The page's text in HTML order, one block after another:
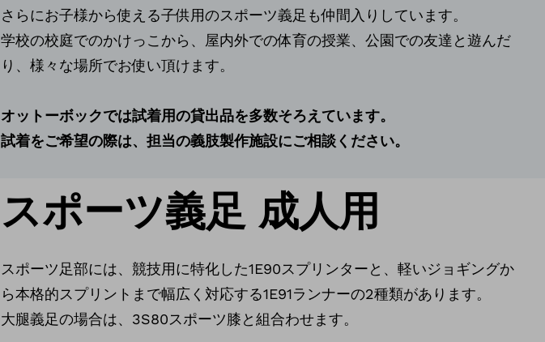
さらにお子様から使える子供用のスポーツ義足も仲間入りしています。
学校の校庭でのかけっこから、屋内外での体育の授業、公園での友達と遊んだ
り、様々な場所でお使い頂けます。
オットーボックでは試着用の貸出品を多数そろえています。
試着をご希望の際は、担当の義肢製作施設にご相談ください。
スポーツ義足 成人用
スポーツ足部には、競技用に特化した1E90スプリンターと、軽いジョギングか
ら本格的スプリントまで幅広く対応する1E91ランナーの2種類があります。
大腿義足の場合は、3S80スポーツ膝と組合わせます。